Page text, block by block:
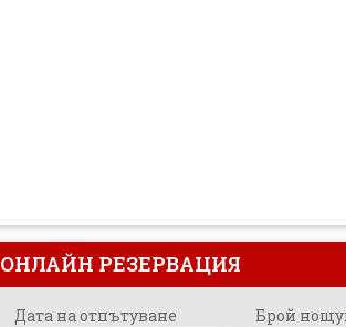
ОНЛАЙН РЕЗЕРВАЦИЯ
Дата на отпътуване Брой